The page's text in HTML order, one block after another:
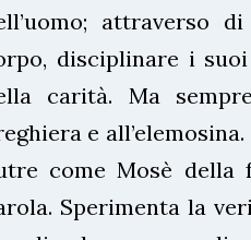
attraverso
disciplinare i
carità. Ma
e
come Mosè
Sperimenta la